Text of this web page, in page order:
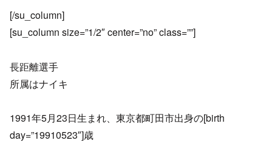
[/su_column]
[su_column size=”1/2″ center=”no” class=””]
長距離選手
所属はナイキ
1991年5月23日生まれ、東京都町田市出身の[birth
day=”19910523″]歳